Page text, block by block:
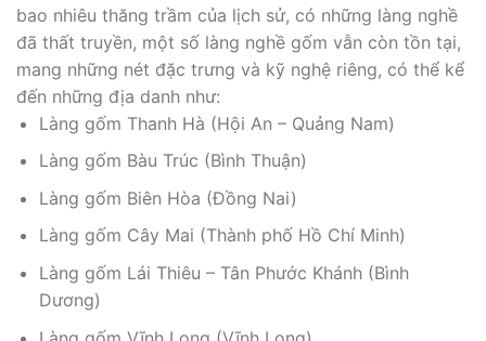
bao nhiêu thăng trầm của lịch sử, có những làng nghề
đã thất truyền, một số làng nghề gốm vẫn còn tồn tại,
mang những nét đặc trưng và kỹ nghệ riêng, có thể kể
đến những địa danh như:
Làng gốm Thanh Hà (Hội An – Quảng Nam)
Làng gốm Bàu Trúc (Bình Thuận)
Làng gốm Biên Hòa (Đồng Nai)
Làng gốm Cây Mai (Thành phố Hồ Chí Minh)
Làng gốm Lái Thiêu – Tân Phước Khánh (Bình
Dương)